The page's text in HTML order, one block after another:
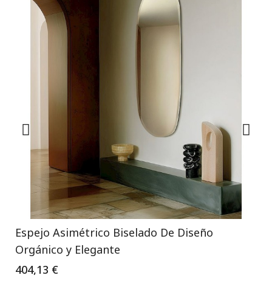
Espejo Asimétrico Biselado De Diseño
Orgánico y Elegante
404,13 €